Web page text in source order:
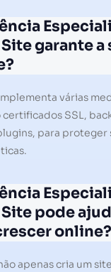
garante a
várias
certificados SSL,
para proteger
pode
online?
apenas cria um